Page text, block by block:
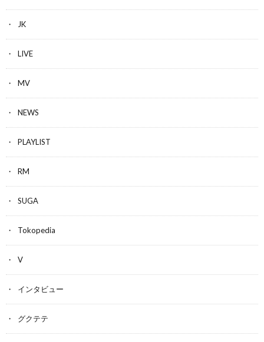
JK
LIVE
MV
NEWS
PLAYLIST
RM
SUGA
Tokopedia
V
インタビュー
グクテテ